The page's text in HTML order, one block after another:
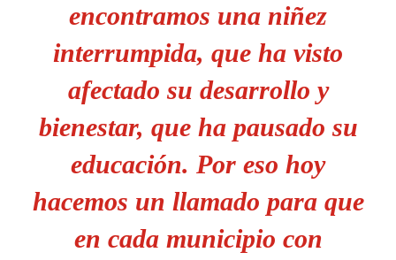
encontramos una niñez
interrumpida, que ha visto
afectado su desarrollo y
bienestar, que ha pausado su
educación. Por eso hoy
hacemos un llamado para que
en cada municipio con